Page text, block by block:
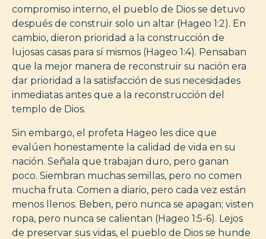
compromiso interno, el pueblo de Dios se detuvo
después de construir solo un altar (Hageo 1:2). En
cambio, dieron prioridad a la construcción de
lujosas casas para sí mismos (Hageo 1:4). Pensaban
que la mejor manera de reconstruir su nación era
dar prioridad a la satisfacción de sus necesidades
inmediatas antes que a la reconstrucción del
templo de Dios.
Sin embargo, el profeta Hageo les dice que
evalúen honestamente la calidad de vida en su
nación. Señala que trabajan duro, pero ganan
poco. Siembran muchas semillas, pero no comen
mucha fruta. Comen a diario, pero cada vez están
menos llenos. Beben, pero nunca se apagan; visten
ropa, pero nunca se calientan (Hageo 1:5-6). Lejos
de preservar sus vidas, el pueblo de Dios se hunde